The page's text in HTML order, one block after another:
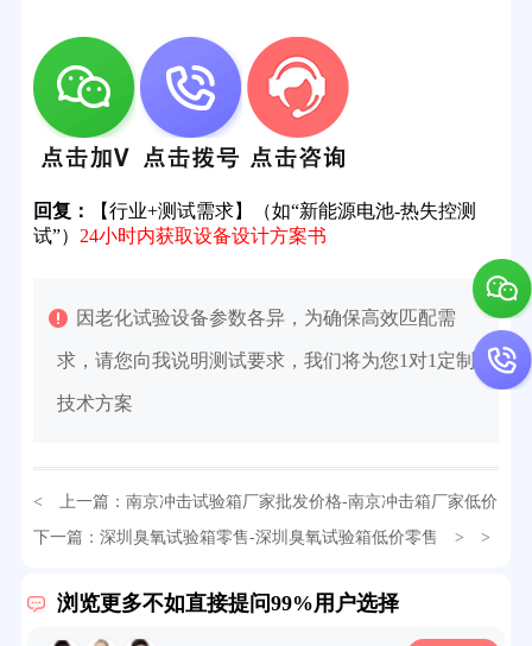
回复：
【行业+测试需求】（如“新能源电池-热失控测
试”） 24小时内获取设备设计方案书
因老化试验设备参数各异，为确保高效匹配需
求，请您向我说明测试要求，我们将为您1对1定制
技术方案
< 上一篇： 南京冲击试验箱厂家批发价格-南京冲击箱厂家低价
直供
下一篇： 深圳臭氧试验箱零售-深圳臭氧试验箱低价零售 > >
浏览更多不如直接提问99%用户选择
32分钟前用户提问：氙灯老化试验箱价格多少？